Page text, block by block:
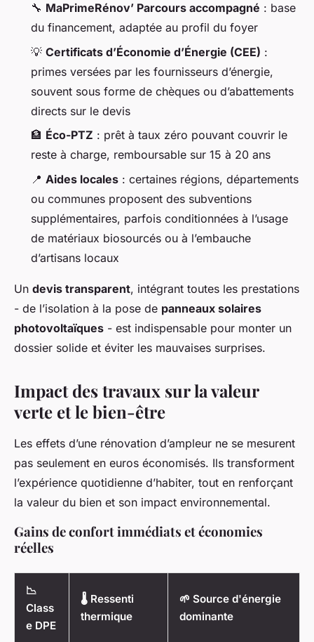
🔧 MaPrimeRénov’ Parcours accompagné : base
du financement, adaptée au profil du foyer
💡 Certificats d’Économie d’Énergie (CEE) :
primes versées par les fournisseurs d’énergie,
souvent sous forme de chèques ou d’abattements
directs sur le devis
🏦 Éco-PTZ : prêt à taux zéro pouvant couvrir le
reste à charge, remboursable sur 15 à 20 ans
📍 Aides locales : certaines régions, départements
ou communes proposent des subventions
supplémentaires, parfois conditionnées à l’usage
de matériaux biosourcés ou à l’embauche
d’artisans locaux
Un devis transparent, intégrant toutes les prestations
- de l’isolation à la pose de panneaux solaires
photovoltaïques - est indispensable pour monter un
dossier solide et éviter les mauvaises surprises.
Impact des travaux sur la valeur
verte et le bien-être
Les effets d’une rénovation d’ampleur ne se mesurent
pas seulement en euros économisés. Ils transforment
l’expérience quotidienne d’habiter, tout en renforçant
la valeur du bien et son impact environnemental.
Gains de confort immédiats et économies
réelles
📉
Class
e DPE
🌡️ Ressenti
thermique
🌱 Source d'énergie
dominante